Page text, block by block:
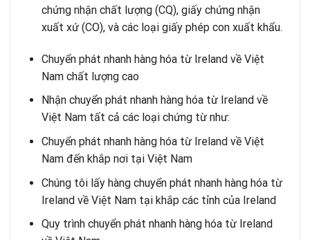
chứng nhận chất lượng (CQ), giấy chứng nhận
xuất xứ (CO), và các loại giấy phép con xuất khẩu.
Chuyển phát nhanh hàng hóa từ Ireland về Việt
Nam chất lượng cao
Nhận chuyển phát nhanh hàng hóa từ Ireland về
Việt Nam tất cả các loại chứng từ như:
Chuyển phát nhanh hàng hóa từ Ireland về Việt
Nam đến khắp nơi tại Việt Nam
Chúng tôi lấy hàng chuyển phát nhanh hàng hóa từ
Ireland về Việt Nam tại khắp các tỉnh của Ireland
Quy trình chuyển phát nhanh hàng hóa từ Ireland